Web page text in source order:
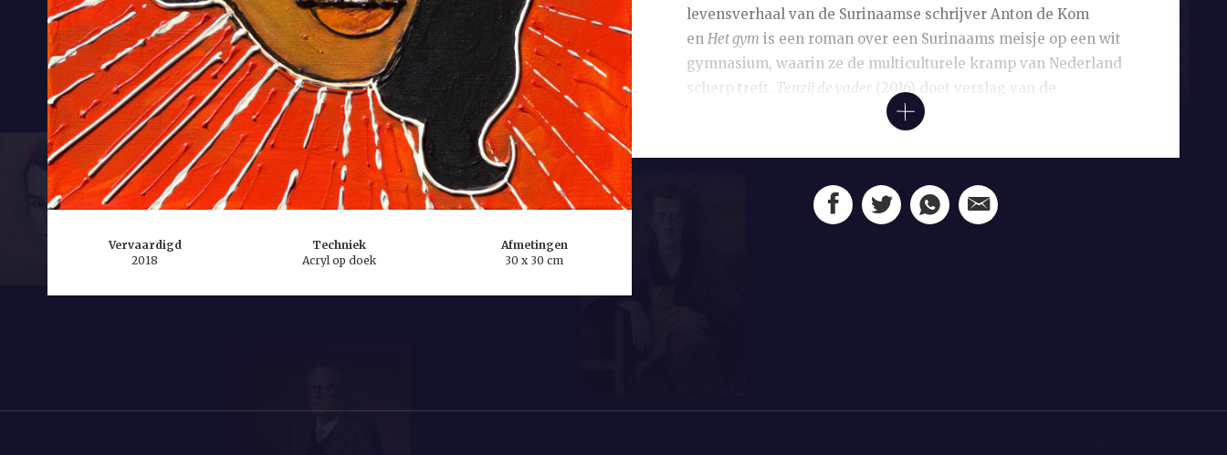
Vervaardigd
2018
Techniek
Acryl op doek
Afmetingen
30 x 30 cm
levensverhaal van de Surinaamse schrijver Anton de Kom
en Het gym is een roman over een Surinaams meisje op een wit
gymnasium, waarin ze de multiculturele kramp van Nederland
scherp treft. Tenzij de vader (2016) doet verslag van de
raakte ze gefascineerd, wat resulteerde in haar academische
In wat voor land leef ik eigenlijk?
In dit boek draait het
aan zijn kinderen concludeerde dat er te weinig kinderboeken